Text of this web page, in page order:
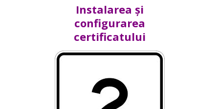
Instalarea și
configurarea
certificatului